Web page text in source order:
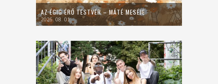
AZ ÉGIG ÉRŐ TESTVÉR – MÁTÉ MESÉJE
2026. 08. 01.